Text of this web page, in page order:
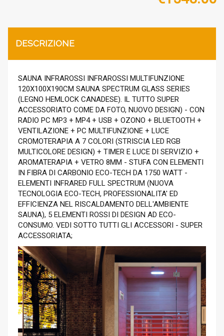
DESCRIZIONE
SAUNA INFRAROSSI INFRAROSSI MULTIFUNZIONE
120X100X190CM SAUNA SPECTRUM GLASS SERIES
(LEGNO HEMLOCK CANADESE). IL TUTTO SUPER
ACCESSORIATO COME DA FOTO, NUOVO DESIGN) - CON
RADIO PC MP3 + MP4 + USB + OZONO + BLUETOOTH +
VENTILAZIONE + PC MULTIFUNZIONE + LUCE
CROMOTERAPIA A 7 COLORI (STRISCIA LED RGB
MULTICOLORE DESIGN) + TIMER E LUCE DI SERVIZIO +
AROMATERAPIA + VETRO 8MM - STUFA CON ELEMENTI
IN FIBRA DI CARBONIO ECO-TECH DA 1750 WATT -
ELEMENTI INFRARED FULL SPECTRUM (NUOVA
TECNOLOGIA ECO-TECH, PROFESSIONALITA' ED
EFFICIENZA NEL RISCALDAMENTO DELL'AMBIENTE
SAUNA), 5 ELEMENTI ROSSI DI DESIGN AD ECO-
CONSUMO. VEDI SOTTO TUTTI GLI ACCESSORI - SUPER
ACCESSORIATA;